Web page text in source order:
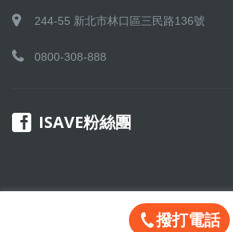
撥打電話
244-55 新北市林口區三民路136號
0800-308-888
ISAVE粉絲團
Copyright © 2016 SAVE 聯盟 All